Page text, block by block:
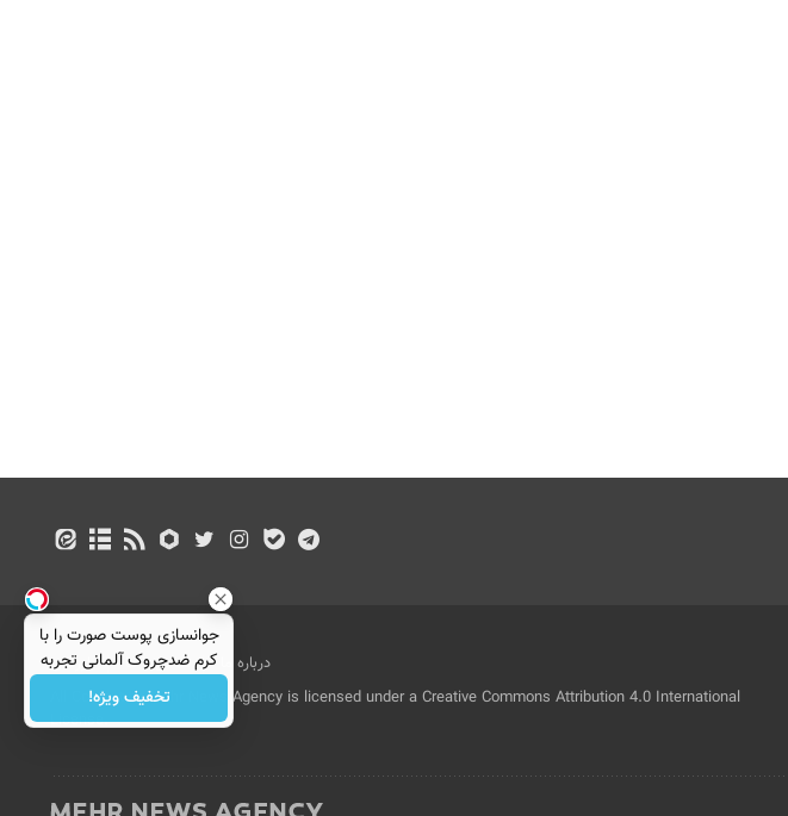
درباره ما تماس با ما
بازرگانی
All Content by Mehr News Agency is licensed under a Creative Commons Attribution 4.0 International
License.
جوانسازی پوست صورت را با
کرم ضدچروک آلمانی تجربه
کنید!
تخفیف ویژه!